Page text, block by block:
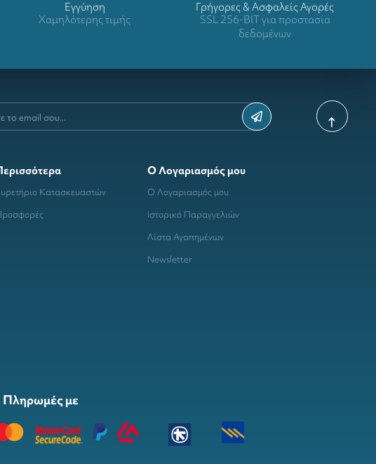
Eγγύηση
Χαμηλότερης τιμής
Γρήγορες & Ασφαλείς Αγορές
SSL 256-BIT για προστασία
δεδομένων
Κατασκευαστών
Ο Λογαριασμός μου
Ο Λογαριασμός μου
Ιστορικό Παραγγελιών
Λίστα Αγαπημένων
Newsletter
Πληρωμές με